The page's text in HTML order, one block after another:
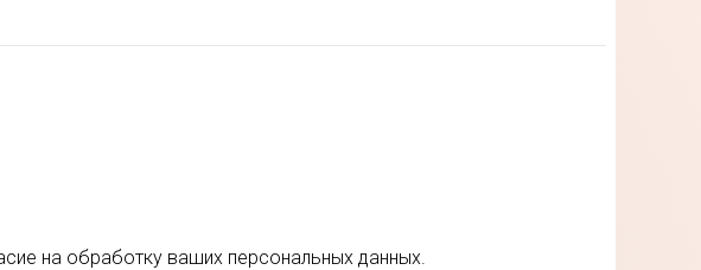
на обработку ваших персональных данных.